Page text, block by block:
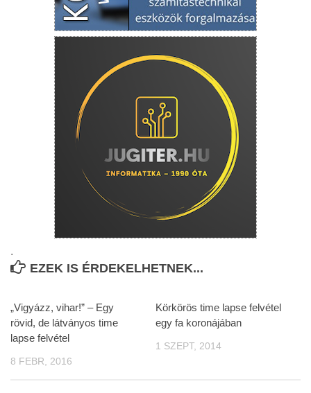
.
EZEK IS ÉRDEKELHETNEK...
„Vigyázz, vihar!” – Egy
rövid, de látványos time
lapse felvétel
8 FEBR, 2016
Körkörös time lapse felvétel
egy fa koronájában
1 SZEPT, 2014